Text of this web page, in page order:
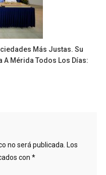
Más Justas. Su
A Mérida Todos Los Días:
no será publicada. Los
con *